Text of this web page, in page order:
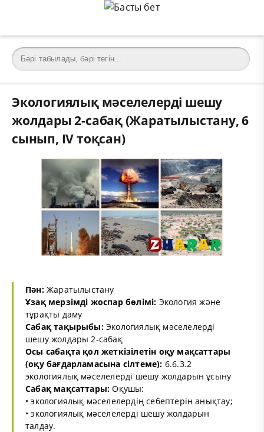
Экологиялық мәселелерді шешу
жолдары 2-сабақ (Жаратылыстану, 6
сынып, IV тоқсан)
Пән:Жаратылыстану
Ұзақ мерзімді жоспар бөлімі: Экология және
тұрақты даму
Сабақ тақырыбы:Экологиялық мәселелерді
шешу жолдары 2-сабақ
Осы сабақта қол жеткізілетін оқу мақсаттары
(оқу бағдарламасына сілтеме): 6.6.3.2
экологиялық мәселелерді шешу жолдарын ұсыну
Сабақ мақсаттары: Оқушы:
• экологиялық мәселелердің себептерін анықтау;
• экологиялық мәселелерді шешу жолдарын
талдау.